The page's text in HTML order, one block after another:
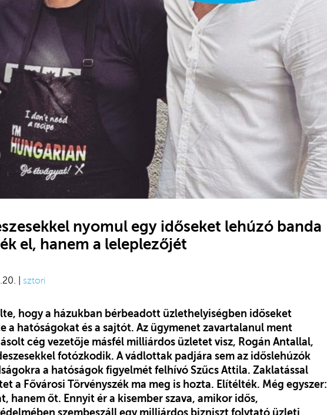
nyomul egy időseket lehúzó banda
el, hanem a leleplezőjét
| sztori
hogy a házukban bérbeadott üzlethelyiségben időseket
a hatóságokat és a sajtót. Az ügymenet zavartalanul ment
cég vezetője másfél milliárdos üzletet visz, Rogán Antallal,
fotózkodik. A vádlottak padjára sem az időslehúzók
a hatóságok figyelmét felhívó Szűcs Attila. Zaklatással
a Fővárosi Törvényszék ma meg is hozta. Elítélték. Még egyszer:
hanem őt. Ennyit ér a kisember szava, amikor idős,
szembeszáll egy milliárdos bizniszt folytató üzleti